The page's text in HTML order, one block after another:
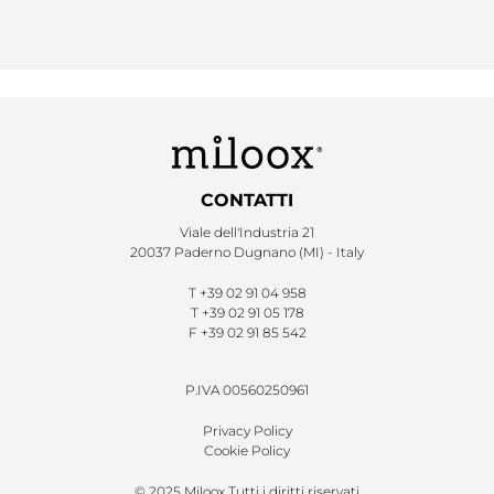
CONTATTI
Viale dell'Industria 21
20037 Paderno Dugnano (MI) - Italy
T +39 02 91 04 958
T +39 02 91 05 178
F +39 02 91 85 542
P.IVA 00560250961
Privacy Policy
Cookie Policy